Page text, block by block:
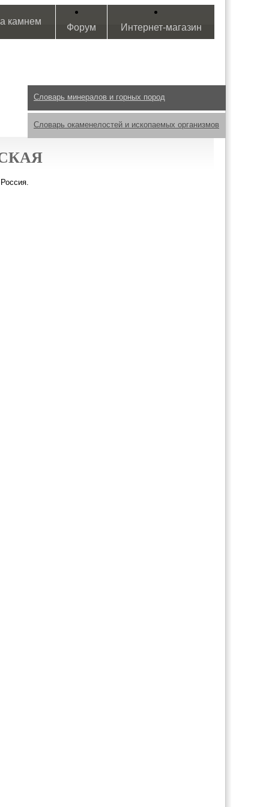
камнем
Форум Интернет-магазин
Словарь минералов и горных пород
Словарь окаменелостей и ископаемых организмов